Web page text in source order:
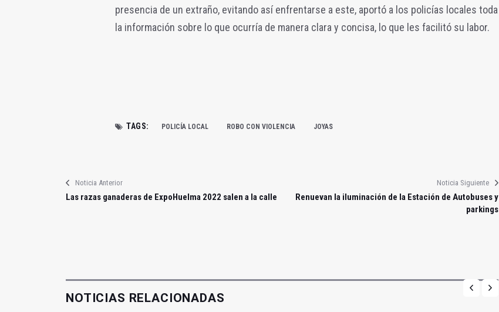
presencia de un extraño, evitando así enfrentarse a este, aportó a los policías locales toda
la información sobre lo que ocurría de manera clara y concisa, lo que les facilitó su labor.
TAGS: POLICÍA LOCAL ROBO CON VIOLENCIA JOYAS
Noticia Anterior
Las razas ganaderas de ExpoHuelma 2022 salen a la calle
Noticia Siguiente
Renuevan la iluminación de la Estación de Autobuses y
parkings
NOTICIAS RELACIONADAS